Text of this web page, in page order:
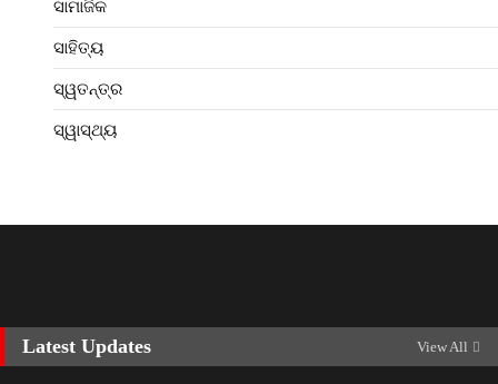
ସାମାଜିକ
ସାହିତ୍ୟ
ସ୍ୱତନ୍ତ୍ର
ସ୍ୱାସ୍ଥ୍ୟ
Latest Updates View All